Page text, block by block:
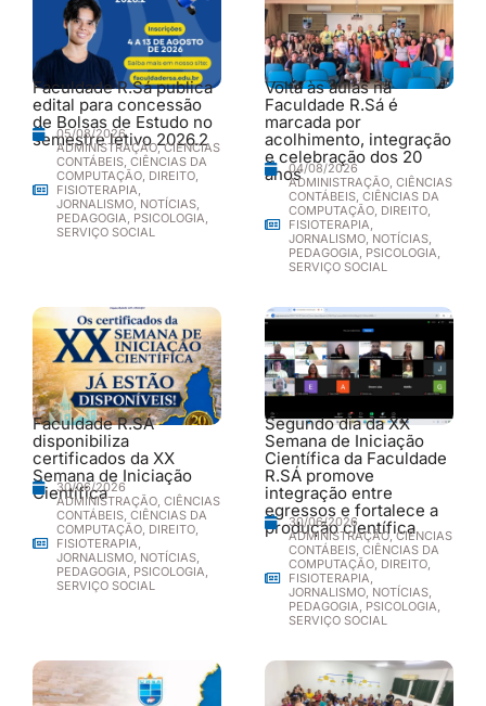
Faculdade R.Sá publica
edital para concessão
de Bolsas de Estudo no
semestre letivo 2026.2
05/08/2026
ADMINISTRAÇÃO,CIÊNCIAS
CONTÁBEIS CIÊNCIAS DA
COMPUTAÇÃO DIREITO
FISIOTERAPIA
JORNALISMO NOTÍCIAS
PEDAGOGIA PSICOLOGIA
SERVIÇO SOCIAL
Volta às aulas na
Faculdade R.Sá é
marcada por
acolhimento, integração
e celebração dos 20
anos04/08/2026
ADMINISTRAÇÃO CIÊNCIAS
CONTÁBEIS CIÊNCIAS DA
COMPUTAÇÃO DIREITO
FISIOTERAPIA
JORNALISMO NOTÍCIAS
PEDAGOGIA PSICOLOGIA
SERVIÇO SOCIAL
Faculdade R.SÁ
disponibiliza
certificados da XX
Semana de Iniciação
Científica
30/06/2026
ADMINISTRAÇÃO CIÊNCIAS
CONTÁBEIS CIÊNCIAS DA
COMPUTAÇÃO DIREITO
FISIOTERAPIA
JORNALISMO NOTÍCIAS
PEDAGOGIA PSICOLOGIA
SERVIÇO SOCIAL
Segundo dia da XX
Semana de Iniciação
Científica da Faculdade
R.SÁ promove
integração entre
egressos e fortalece a
produção científica
30/06/2026
ADMINISTRAÇÃO ,CIÊNCIAS
CONTÁBEIS CIÊNCIAS DA
COMPUTAÇÃO DIREITO
FISIOTERAPIA
JORNALISMO NOTÍCIAS
PEDAGOGIA PSICOLOGIA
SERVIÇO SOCIAL